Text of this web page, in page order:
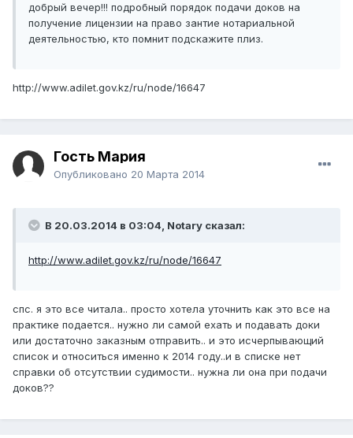
добрый вечер!!! подробный порядок подачи доков на
получение лицензии на право зантие нотариальной
деятельностью, кто помнит подскажите плиз.
http://www.adilet.gov.kz/ru/node/16647
Гость Мария
Опубликовано 20 Марта 2014
В 20.03.2014 в 03:04, Notary сказал:
http://www.adilet.gov.kz/ru/node/16647
спс. я это все читала.. просто хотела уточнить как это все на
практике подается.. нужно ли самой ехать и подавать доки
или достаточно заказным отправить.. и это исчерпывающий
список и относиться именно к 2014 году..и в списке нет
справки об отсутствии судимости.. нужна ли она при подачи
доков??